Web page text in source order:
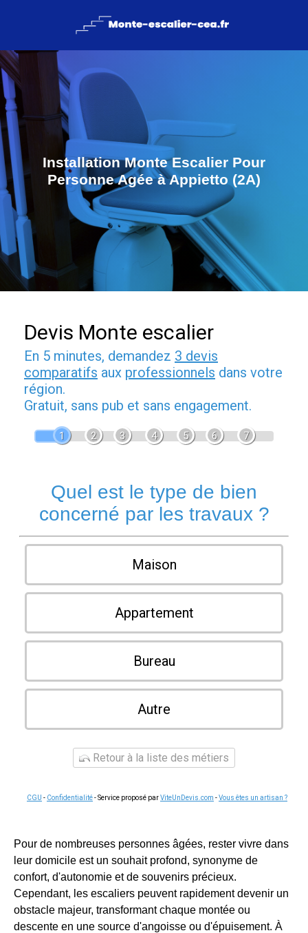
Installation Monte Escalier Pour
Personne Agée à Appietto (2A)
Devis Monte escalier
En 5 minutes, demandez 3 devis
comparatifs aux professionnels dans votre
région.
Gratuit, sans pub et sans engagement.
1 2 3 4 5 6 7
Quel est le type de bien
concerné par les travaux ?
Maison
Appartement
Bureau
Autre
Retour à la liste des métiers
CGU - Confidentialité- Service proposé parViteUnDevis.com -Vous êtes un artisan ?
Pour de nombreuses personnes âgées, rester vivre dans
leur domicile est un souhait profond, synonyme de
confort, d'autonomie et de souvenirs précieux.
Cependant, les escaliers peuvent rapidement devenir un
obstacle majeur, transformant chaque montée ou
descente en une source d'angoisse ou d'épuisement. À